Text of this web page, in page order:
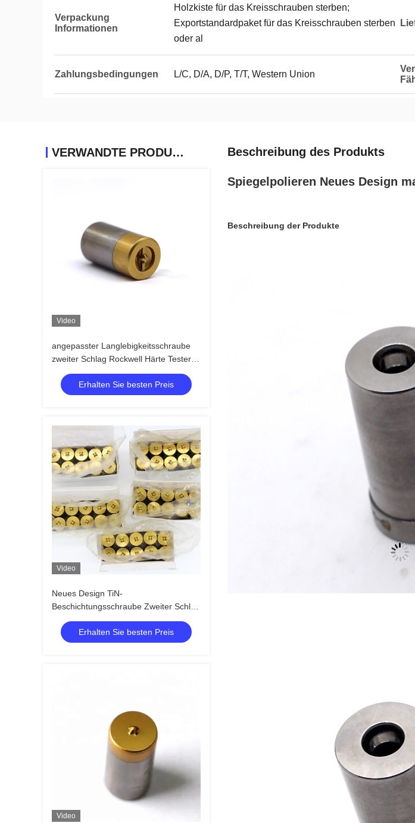
Verpackung
Informationen
Holzkiste für das Kreisschrauben sterben;
Exportstandardpaket für das Kreisschrauben sterben
oder al
Zahlungsbedingungen L/C, D/A, D/P, T/T, Western Union
VERWANDTE PRODUKTE
Video
angepasster Langlebigkeitsschraube
zweiter Schlag Rockwell Härte Tester
für Produkte
Erhalten Sie besten Preis
Video
Neues Design TiN-
Beschichtungsschraube Zweiter Schlag
China Lieferant
Erhalten Sie besten Preis
Video
Beschreibung des Produkts
Spiegelpolieren Neues Design
Beschreibung der Produkte